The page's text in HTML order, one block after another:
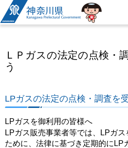
神奈川県
ＬＰガスの法定の点検・
う
LPガスの法定の点検・調査を
LPガスを御利用の皆様へ
LPガス販売事業者等では、LPガス
ために、法律に基づき定期的にLP